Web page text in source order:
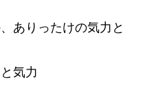
ありったけの気力と
気力